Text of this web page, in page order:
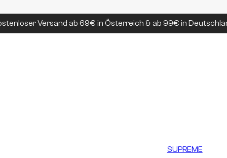
Versand ab 69€ in Österreich & ab 99€ in
SUPREME